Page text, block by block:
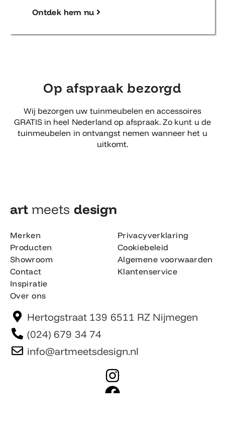
Ontdek hem nu
Op afspraak bezorgd
Wij bezorgen uw tuinmeubelen en accessoires
GRATIS in heel Nederland op afspraak. Zo kunt u de
tuinmeubelen in ontvangst nemen wanneer het u
uitkomt.
art meets design​
Merken
Producten
Showroom
Contact
Inspiratie
Over ons
Privacyverklaring
Cookiebeleid
Algemene voorwaarden
Klantenservice
Hertogstraat 139 6511 RZ Nijmegen
(024) 679 34 74
info@artmeetsdesign.nl
I
n
F